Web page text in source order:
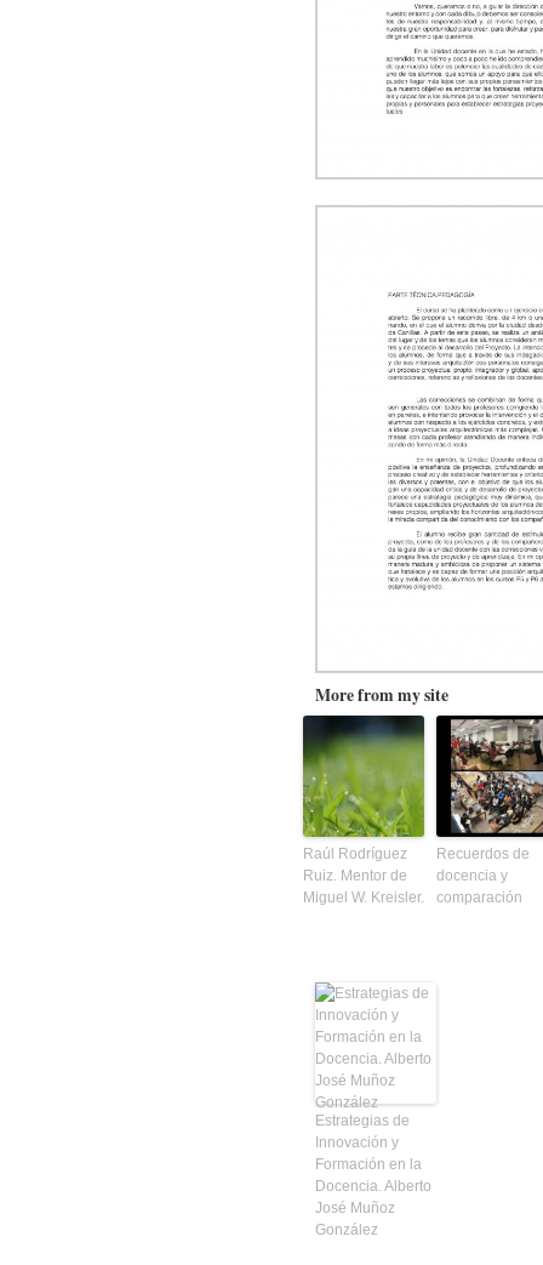
More from my site
Raúl Rodríguez
Ruiz. Mentor de
Miguel W. Kreisler.
Recuerdos de
docencia y
comparación
Estrategias de
Innovación y
Formación en la
Docencia. Alberto
José Muñoz
González